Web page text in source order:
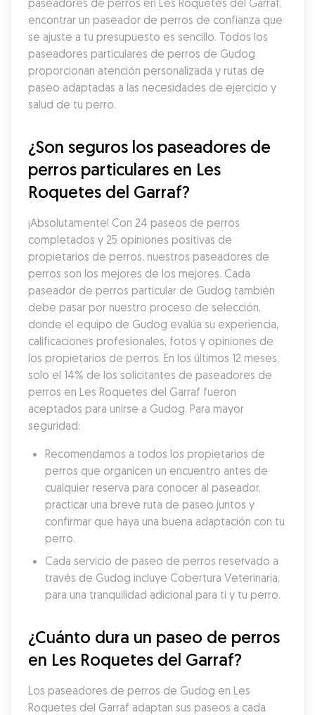
paseadores de perros en Les Roquetes del Garraf,
encontrar un paseador de perros de confianza que
se ajuste a tu presupuesto es sencillo. Todos los
paseadores particulares de perros de Gudog
proporcionan atención personalizada y rutas de
paseo adaptadas a las necesidades de ejercicio y
salud de tu perro.
¿Son seguros los paseadores de
perros particulares en Les
Roquetes del Garraf?
¡Absolutamente! Con 24 paseos de perros
completados y 25 opiniones positivas de
propietarios de perros, nuestros paseadores de
perros son los mejores de los mejores. Cada
paseador de perros particular de Gudog también
debe pasar por nuestro proceso de selección,
donde el equipo de Gudog evalúa su experiencia,
calificaciones profesionales, fotos y opiniones de
los propietarios de perros. En los últimos 12 meses,
solo el 14% de los solicitantes de paseadores de
perros en Les Roquetes del Garraf fueron
aceptados para unirse a Gudog. Para mayor
seguridad:
Recomendamos a todos los propietarios de
perros que organicen un encuentro antes de
cualquier reserva para conocer al paseador,
practicar una breve ruta de paseo juntos y
confirmar que haya una buena adaptación con tu
perro.
Cada servicio de paseo de perros reservado a
través de Gudog incluye Cobertura Veterinaria,
para una tranquilidad adicional para ti y tu perro.
¿Cuánto dura un paseo de perros
en Les Roquetes del Garraf?
Los paseadores de perros de Gudog en Les
Roquetes del Garraf adaptan sus paseos a cada